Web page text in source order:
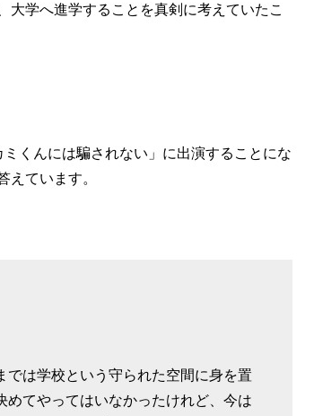
大学へ進学することを真剣に考えていたこ
くんには騙されない」に出演することにな
えています。
は学校という守られた空間に身を置
てやってはいなかったけれど、今は